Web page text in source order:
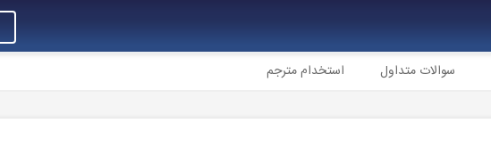
سوالات متداول استخدام مترجم